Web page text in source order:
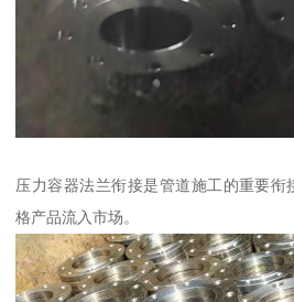
压力容器法兰衔接是管道施工的重要衔
格产品流入市场。